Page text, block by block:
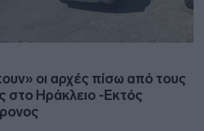
οι αρχές πίσω από τους
στο Ηράκλειο -Εκτός